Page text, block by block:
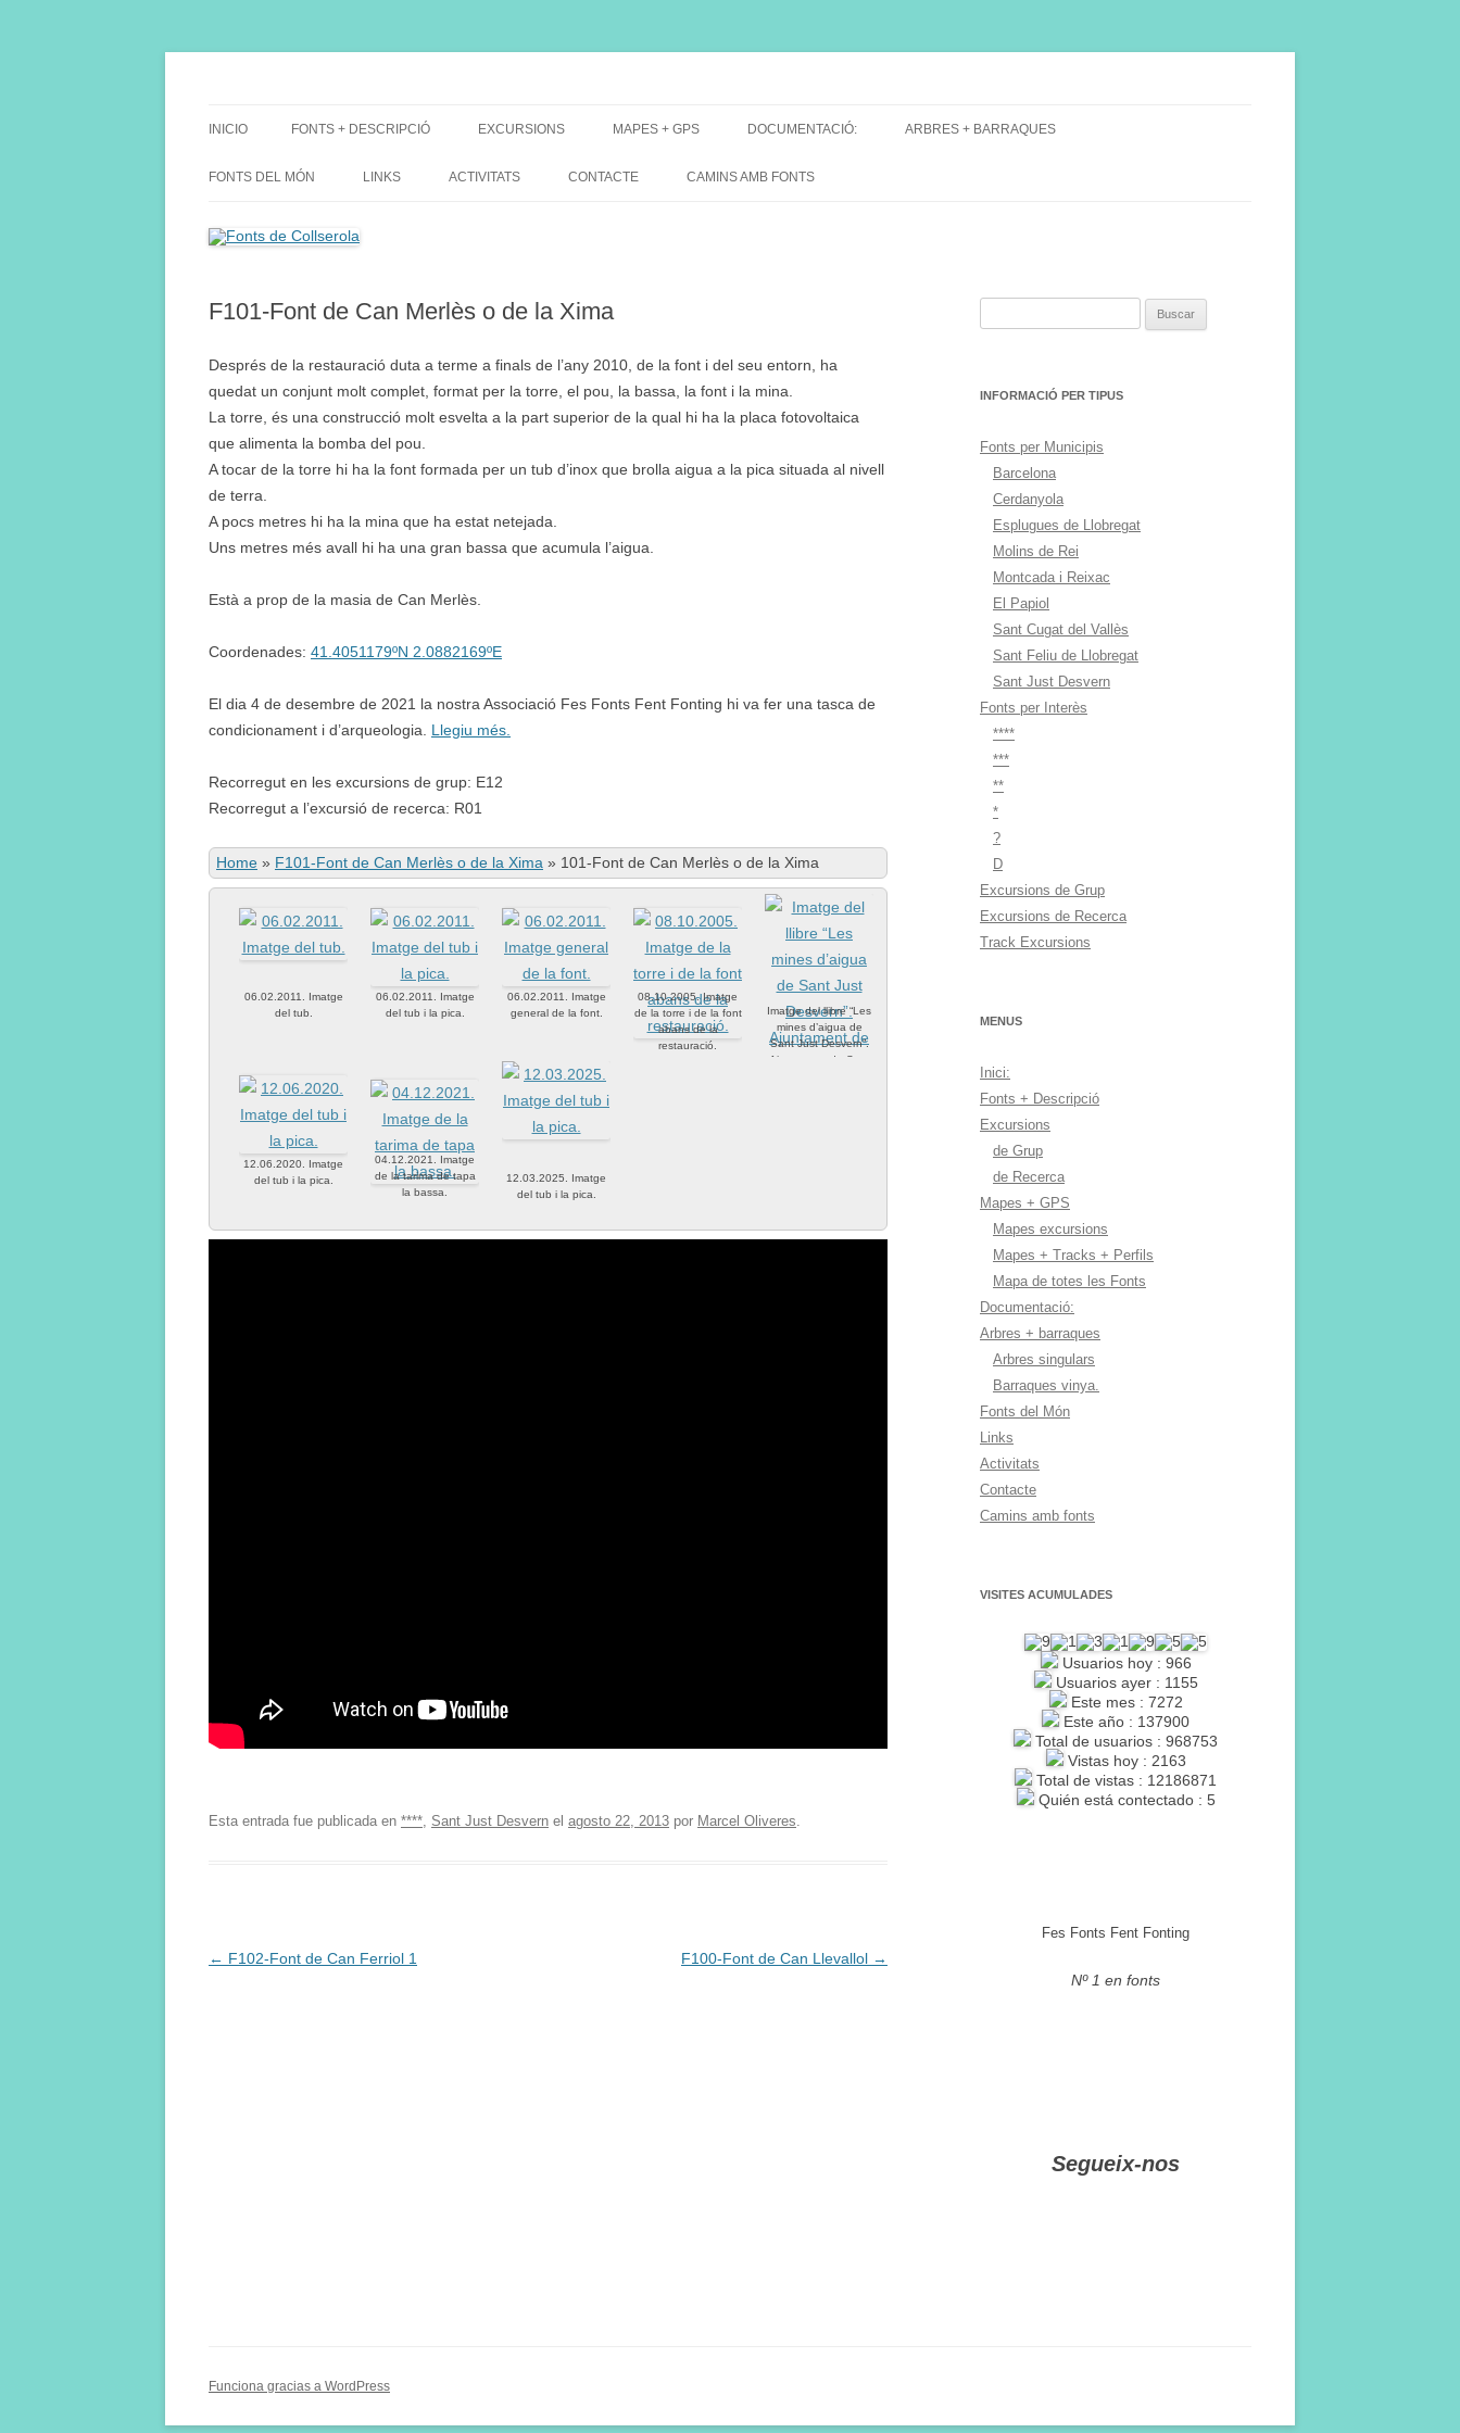
INICIO FONTS + DESCRIPCIÓ EXCURSIONS
DE GRUP
MAPES + GPS
MAPES EXCURSIONS
DOCUMENTACIÓ: ARBRES + BARRAQUES
FONTS DEL MÓN LINKS ACTIVITATS CONTACTE CAMINS AMB FONTS
F101-Font de Can Merlès o de la Xima
Després de la restauració duta a terme a finals de l’any 2010, de la font i del seu entorn, ha
quedat un conjunt molt complet, format per la torre, el pou, la bassa, la font i la mina.
La torre, és una construcció molt esvelta a la part superior de la qual hi ha la placa fotovoltaica
que alimenta la bomba del pou.
A tocar de la torre hi ha la font formada per un tub d’inox que brolla aigua a la pica situada al nivell
de terra.
A pocs metres hi ha la mina que ha estat netejada.
Uns metres més avall hi ha una gran bassa que acumula l’aigua.
Està a prop de la masia de Can Merlès.
Coordenades: 41.4051179ºN 2.0882169ºE
El dia 4 de desembre de 2021 la nostra Associació Fes Fonts Fent Fonting hi va fer una tasca de
condicionament i d’arqueologia. Llegiu més.
Recorregut en les excursions de grup: E12
Recorregut a l’excursió de recerca: R01
Home » F101-Font de Can Merlès o de la Xima » 101-Font de Can Merlès o de la Xima
06.02.2011. Imatge
del tub.
06.02.2011. Imatge
del tub i la pica.
06.02.2011. Imatge
general de la font.
08.10.2005. Imatge
de la torre i de la font
abans de la
restauració.
Imatge del llibre “Les
mines d’aigua de
Sant Just Desvern”.
Ajuntament de Sant
12.06.2020. Imatge
del tub i la pica.
04.12.2021. Imatge
de la tarima de tapa
la bassa.
12.03.2025. Imatge
del tub i la pica.
Esta entrada fue publicada en ****, Sant Just Desvern el agosto 22, 2013 por Marcel Oliveres.
Navegación
← F102-Font de Can Ferriol 1 F100-Font de Can Llevallol →
INFORMACIÓ PER TIPUS
Fonts per Municipis
Barcelona
Cerdanyola
Esplugues de Llobregat
Molins de Rei
Montcada i Reixac
El Papiol
Sant Cugat del Vallès
Sant Feliu de Llobregat
Sant Just Desvern
Fonts per Interès
****
***
**
*
?
D
Excursions de Grup
Excursions de Recerca
Track Excursions
MENUS
Inici:
Fonts + Descripció
Excursions
de Grup
de Recerca
Mapes + GPS
Mapes excursions
Mapes + Tracks + Perfils
Mapa de totes les Fonts
Documentació:
Arbres + barraques
Arbres singulars
Barraques vinya.
Fonts del Món
Links
Activitats
Contacte
Camins amb fonts
VISITES ACUMULADES
Usuarios hoy : 966
Usuarios ayer : 1155
Este mes : 7272
Este año : 137900
Total de usuarios : 968753
Vistas hoy : 2163
Total de vistas : 12186871
Quién está contectado : 5
Fes Fonts Fent Fonting
Nº 1 en fonts
Segueix-nos
Funciona gracias a WordPress